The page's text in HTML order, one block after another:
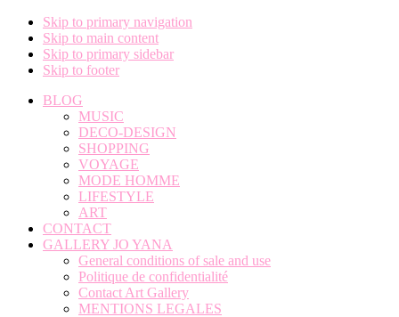
Skip to primary navigation
Skip to main content
Skip to primary sidebar
Skip to footer
BLOG
MUSIC
DECO-DESIGN
SHOPPING
VOYAGE
MODE HOMME
LIFESTYLE
ART
CONTACT
GALLERY JO YANA
General conditions of sale and use
Politique de confidentialité
Contact Art Gallery
MENTIONS LEGALES